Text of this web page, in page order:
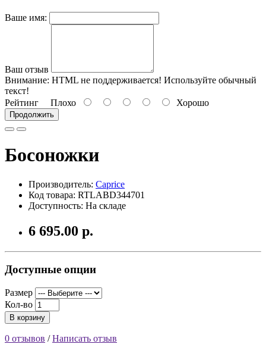
Ваше имя:
Ваш отзыв
Внимание: HTML не поддерживается! Используйте обычный
текст!
Рейтинг Плохо Хорошо
Продолжить
Босоножки
Производитель: Caprice
Код товара: RTLABD344701
Доступность: На складе
6 695.00 р.
Доступные опции
Размер
Кол-во
В корзину
0 отзывов /Написать отзыв